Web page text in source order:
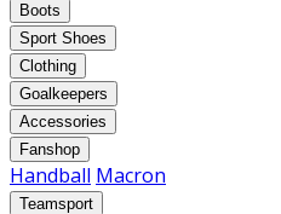
Boots
Sport Shoes
Clothing
Goalkeepers
Accessories
Fanshop
Handball Macron
Teamsport